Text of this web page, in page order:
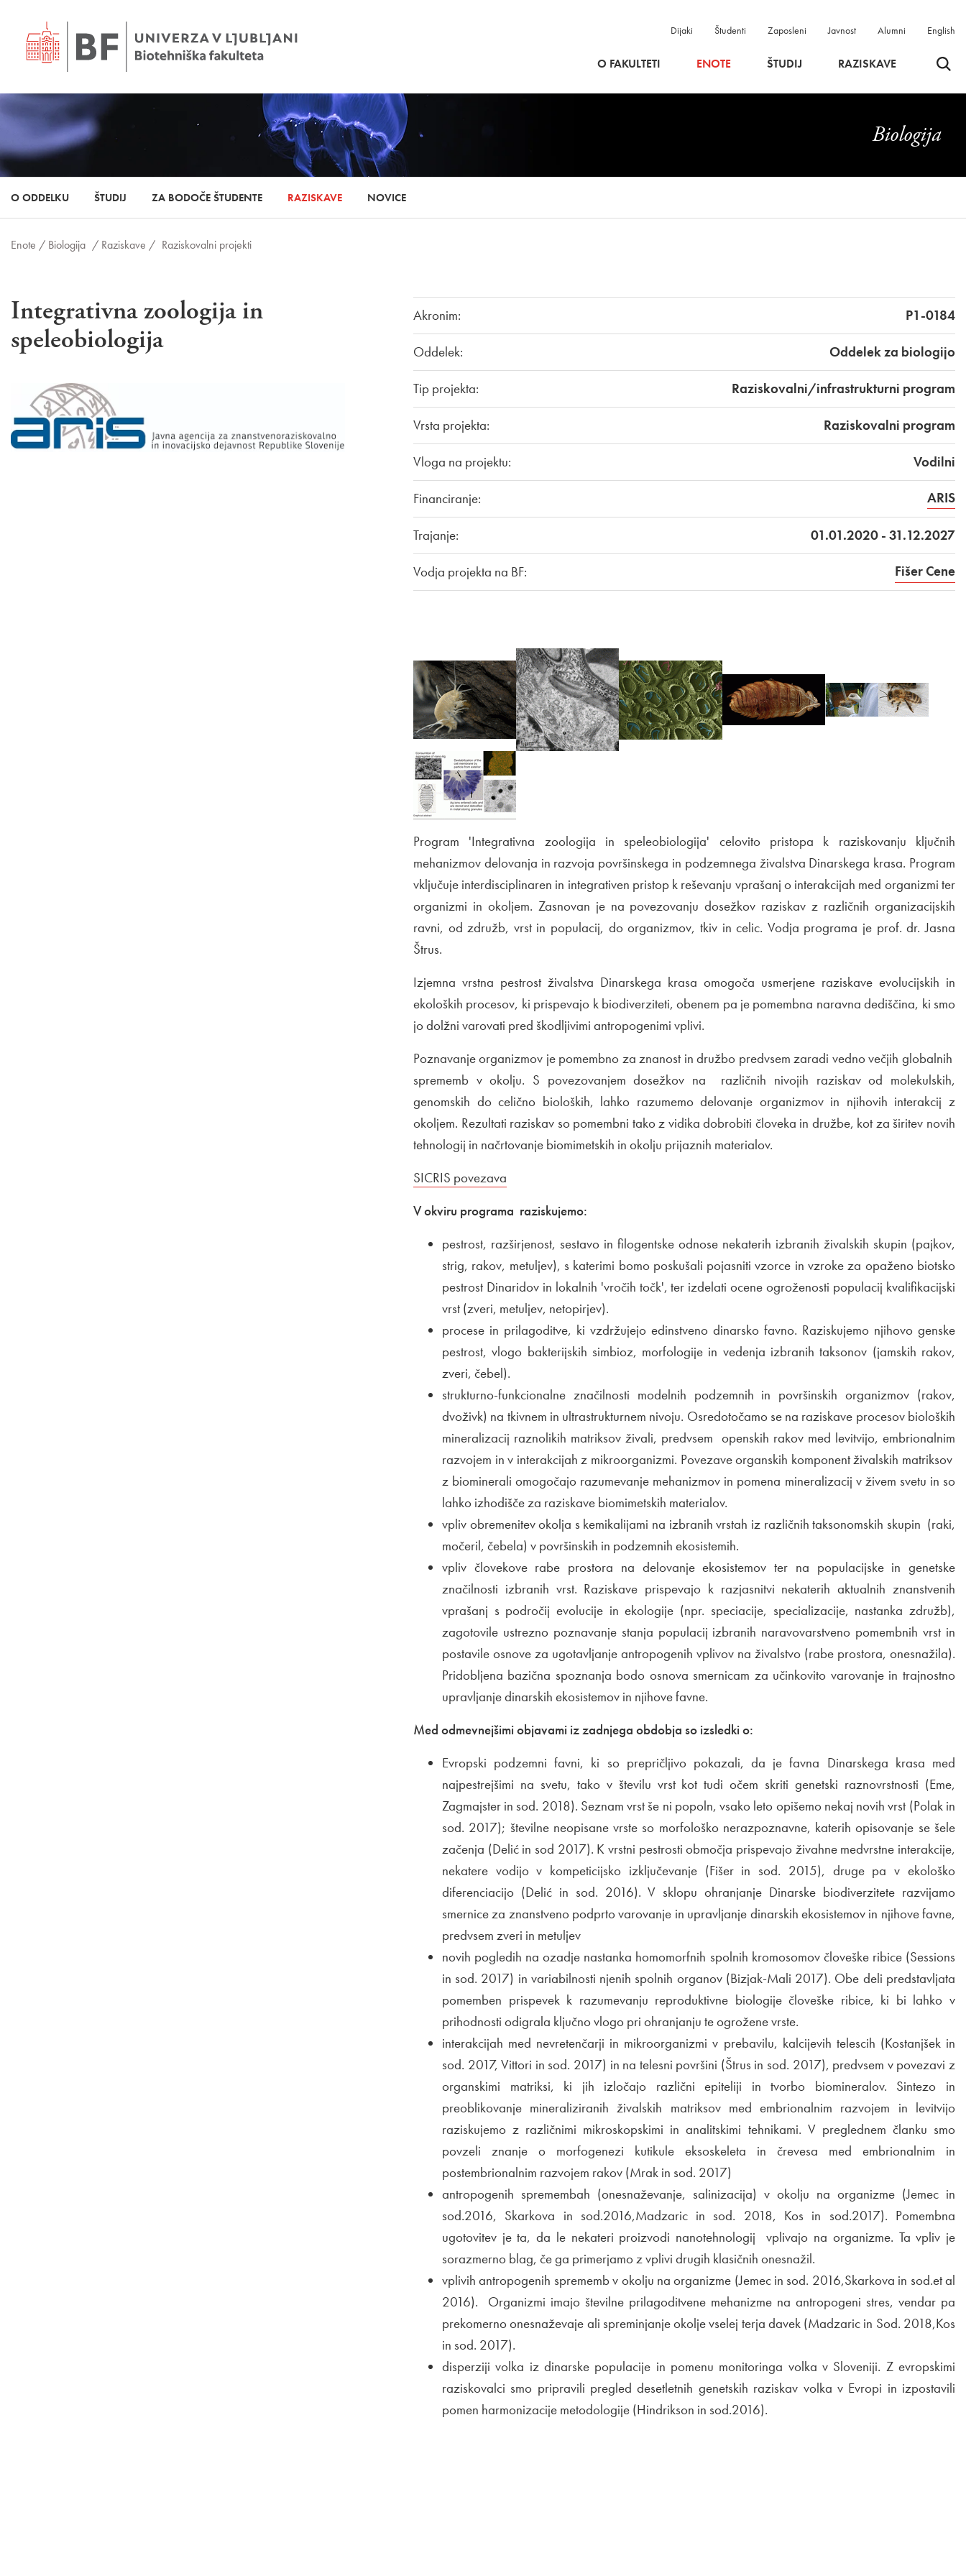
Dijaki Študenti Zaposleni Javnost Alumni English
O FAKULTETI ENOTE ŠTUDIJ RAZISKAVE Odpri
Biologija
O ODDELKU ŠTUDIJ ZA BODOČE ŠTUDENTE RAZISKAVE NOVICE
Enote / Biologija / Raziskave / Raziskovalni projekti
Integrativna zoologija in
speleobiologija
Akronim: P1-0184
Oddelek: Oddelek za biologijo
Tip projekta: Raziskovalni/infrastrukturni program
Vrsta projekta: Raziskovalni program
Vloga na projektu: Vodilni
Financiranje: ARIS
Trajanje: 01.01.2020 - 31.12.2027
Vodja projekta na BF: Fišer Cene
Program 'Integrativna zoologija in speleobiologija' celovito pristopa k raziskovanju ključnih
mehanizmov delovanja in razvoja površinskega in podzemnega živalstva Dinarskega krasa. Program
vključuje interdisciplinaren in integrativen pristop k reševanju vprašanj o interakcijah med organizmi ter
organizmi in okoljem. Zasnovan je na povezovanju dosežkov raziskav z različnih organizacijskih
ravni, od združb, vrst in populacij, do organizmov, tkiv in celic. Vodja programa je prof. dr. Jasna
Štrus.
Izjemna vrstna pestrost živalstva Dinarskega krasa omogoča usmerjene raziskave evolucijskih in
ekoloških procesov, ki prispevajo k biodiverziteti, obenem pa je pomembna naravna dediščina, ki smo
jo dolžni varovati pred škodljivimi antropogenimi vplivi.
Poznavanje organizmov je pomembno za znanost in družbo predvsem zaradi vedno večjih globalnih
sprememb v okolju. S povezovanjem dosežkov na različnih nivojih raziskav od molekulskih,
genomskih do celično bioloških, lahko razumemo delovanje organizmov in njihovih interakcij z
okoljem. Rezultati raziskav so pomembni tako z vidika dobrobiti človeka in družbe, kot za širitev novih
tehnologij in načrtovanje biomimetskih in okolju prijaznih materialov.
Zunanja povezava na
SICRIS povezava
V okviru programa raziskujemo:
pestrost, razširjenost, sestavo in filogentske odnose nekaterih izbranih živalskih skupin (pajkov,
strig, rakov, metuljev), s katerimi bomo poskušali pojasniti vzorce in vzroke za opaženo biotsko
pestrost Dinaridov in lokalnih 'vročih točk', ter izdelati ocene ogroženosti populacij kvalifikacijski
vrst (zveri, metuljev, netopirjev).
procese in prilagoditve, ki vzdržujejo edinstveno dinarsko favno. Raziskujemo njihovo genske
pestrost, vlogo bakterijskih simbioz, morfologije in vedenja izbranih taksonov (jamskih rakov,
zveri, čebel).
strukturno-funkcionalne značilnosti modelnih podzemnih in površinskih organizmov (rakov,
dvoživk) na tkivnem in ultrastrukturnem nivoju. Osredotočamo se na raziskave procesov bioloških
mineralizacij raznolikih matriksov živali, predvsem openskih rakov med levitvijo, embrionalnim
razvojem in v interakcijah z mikroorganizmi. Povezave organskih komponent živalskih matriksov
z biominerali omogočajo razumevanje mehanizmov in pomena mineralizacij v živem svetu in so
lahko izhodišče za raziskave biomimetskih materialov.
vpliv obremenitev okolja s kemikalijami na izbranih vrstah iz različnih taksonomskih skupin (raki,
močeril, čebela) v površinskih in podzemnih ekosistemih.
vpliv človekove rabe prostora na delovanje ekosistemov ter na populacijske in genetske
značilnosti izbranih vrst. Raziskave prispevajo k razjasnitvi nekaterih aktualnih znanstvenih
vprašanj s področij evolucije in ekologije (npr. speciacije, specializacije, nastanka združb),
zagotovile ustrezno poznavanje stanja populacij izbranih naravovarstveno pomembnih vrst in
postavile osnove za ugotavljanje antropogenih vplivov na živalstvo (rabe prostora, onesnažila).
Pridobljena bazična spoznanja bodo osnova smernicam za učinkovito varovanje in trajnostno
upravljanje dinarskih ekosistemov in njihove favne.
Med odmevnejšimi objavami iz zadnjega obdobja so izsledki o:
Evropski podzemni favni, ki so prepričljivo pokazali, da je favna Dinarskega krasa med
najpestrejšimi na svetu, tako v številu vrst kot tudi očem skriti genetski raznovrstnosti (Eme,
Zagmajster in sod. 2018). Seznam vrst še ni popoln, vsako leto opišemo nekaj novih vrst (Polak in
sod. 2017); številne neopisane vrste so morfološko nerazpoznavne, katerih opisovanje se šele
začenja (Delić in sod 2017). K vrstni pestrosti območja prispevajo živahne medvrstne interakcije,
nekatere vodijo v kompeticijsko izključevanje (Fišer in sod. 2015), druge pa v ekološko
diferenciacijo (Delić in sod. 2016). V sklopu ohranjanje Dinarske biodiverzitete razvijamo
smernice za znanstveno podprto varovanje in upravljanje dinarskih ekosistemov in njihove favne,
predvsem zveri in metuljev
novih pogledih na ozadje nastanka homomorfnih spolnih kromosomov človeške ribice (Sessions
in sod. 2017) in variabilnosti njenih spolnih organov (Bizjak-Mali 2017). Obe deli predstavljata
pomemben prispevek k razumevanju reproduktivne biologije človeške ribice, ki bi lahko v
prihodnosti odigrala ključno vlogo pri ohranjanju te ogrožene vrste.
interakcijah med nevretenčarji in mikroorganizmi v prebavilu, kalcijevih telescih (Kostanjšek in
sod. 2017, Vittori in sod. 2017) in na telesni površini (Štrus in sod. 2017), predvsem v povezavi z
organskimi matriksi, ki jih izločajo različni epiteliji in tvorbo biomineralov. Sintezo in
preoblikovanje mineraliziranih živalskih matriksov med embrionalnim razvojem in levitvijo
raziskujemo z različnimi mikroskopskimi in analitskimi tehnikami. V preglednem članku smo
povzeli znanje o morfogenezi kutikule eksoskeleta in črevesa med embrionalnim in
postembrionalnim razvojem rakov (Mrak in sod. 2017)
antropogenih spremembah (onesnaževanje, salinizacija) v okolju na organizme (Jemec in
sod.2016, Skarkova in sod.2016,Madzaric in sod. 2018, Kos in sod.2017). Pomembna
ugotovitev je ta, da le nekateri proizvodi nanotehnologij vplivajo na organizme. Ta vpliv je
sorazmerno blag, če ga primerjamo z vplivi drugih klasičnih onesnažil.
vplivih antropogenih sprememb v okolju na organizme (Jemec in sod. 2016,Skarkova in sod.et al
2016). Organizmi imajo številne prilagoditvene mehanizme na antropogeni stres, vendar pa
prekomerno onesnaževaje ali spreminjanje okolje vselej terja davek (Madzaric in Sod. 2018,Kos
in sod. 2017).
disperziji volka iz dinarske populacije in pomenu monitoringa volka v Sloveniji. Z evropskimi
raziskovalci smo pripravili pregled desetletnih genetskih raziskav volka v Evropi in izpostavili
pomen harmonizacije metodologije (Hindrikson in sod.2016).